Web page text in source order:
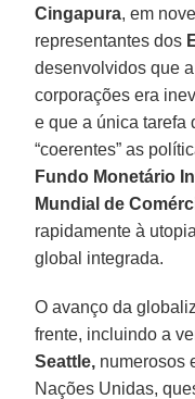
Cingapura, em
representantes dos
desenvolvidos que
corporações era
e que a única tarefa
“coerentes” as
Fundo Monetário
Mundial de
rapidamente à
global integrada.
O avanço da
frente, incluindo a
Seattle, numerosos
Nações Unidas,